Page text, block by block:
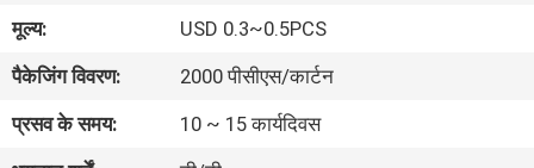
फैक्टरी
यात्रा
मूल्य:
USD 0.3~0.5PCS
पैकेजिंग विवरण:
2000 पीसीएस/कार्टन
प्रसव के समय:
10 ~ 15 कार्यदिवस